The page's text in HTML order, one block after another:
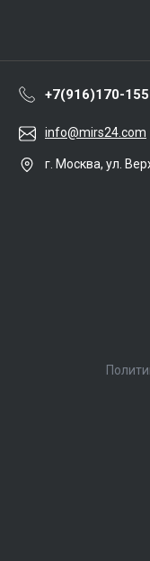
+7(916)170-
info@mirs24.com
г. Москва, ул.